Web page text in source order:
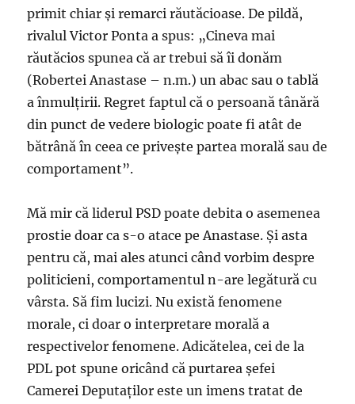
primit chiar şi remarci răutăcioase. De pildă,
rivalul Victor Ponta a spus: „Cineva mai
răutăcios spunea că ar trebui să îi donăm
(Robertei Anastase – n.m.) un abac sau o tablă
a înmulţirii. Regret faptul că o persoană tânără
din punct de vedere biologic poate fi atât de
bătrână în ceea ce priveşte partea morală sau de
comportament”.
Mă mir că liderul PSD poate debita o asemenea
prostie doar ca s-o atace pe Anastase. Şi asta
pentru că, mai ales atunci când vorbim despre
politicieni, comportamentul n-are legătură cu
vârsta. Să fim lucizi. Nu există fenomene
morale, ci doar o interpretare morală a
respectivelor fenomene. Adicătelea, cei de la
PDL pot spune oricând că purtarea şefei
Camerei Deputaţilor este un imens tratat de